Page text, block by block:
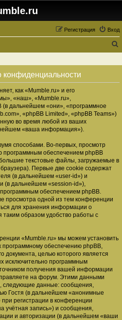
Вход
Регистрация
и
как «Mumble.ru» и его
«наш», «Mumble.ru»,
(в дальнейшем «они», «программное
«phpBB Limited», «phpBB Teams»)
во время любой из ваших
«ваша информация»).
способами. Во-первых, просмотр
программным обеспечением phpBB
текстовые файлы, загружаемые в
Первые две cookie содержат
(в дальнейшем «user-id») и
(в дальнейшем «session-id»),
обеспечением phpBB.
просмотра одной из тем конференции
для хранения информации о
образом удобство работы с
«Mumble.ru» мы можем установить
обеспечению phpBB,
документа, целью которого является
исключительно программным
получения вашей информации
на форум. Этими данными
следующие данные: сообщения,
Гостя (в дальнейшем «анонимные
регистрации в конференции
учётная запись») и сообщения,
и авторизации (в дальнейшем «ваши